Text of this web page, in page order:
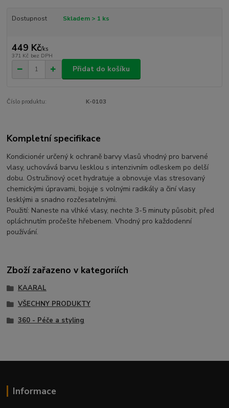
Dostupnost Skladem > 1 ks
449 Kč/ks
371 Kč bez DPH
Přidat do košíku
Číslo produktu: K-0103
Kompletní specifikace
Kondicionér určený k ochraně barvy vlasů vhodný pro barvené
vlasy, uchovává barvu lesklou s intenzivním odleskem po delší
dobu. Ostružinový ocet hydratuje a obnovuje vlas stresovaný
chemickými úpravami, bojuje s volnými radikály a činí vlasy
lesklými a snadno rozčesatelnými.
Použití: Naneste na vlhké vlasy, nechte 3-5 minuty působit, před
opláchnutím pročešte hřebenem. Vhodný pro každodenní
používání.
Zboží zařazeno v kategoriích
KAARAL
VŠECHNY PRODUKTY
360 - Péče a styling
Informace